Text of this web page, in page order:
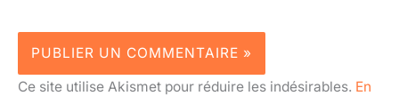
Ce site utilise Akismet pour réduire les indésirables. En